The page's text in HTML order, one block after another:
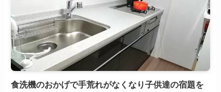
食洗機のおかげで手荒れがなくなり子供達の宿題を